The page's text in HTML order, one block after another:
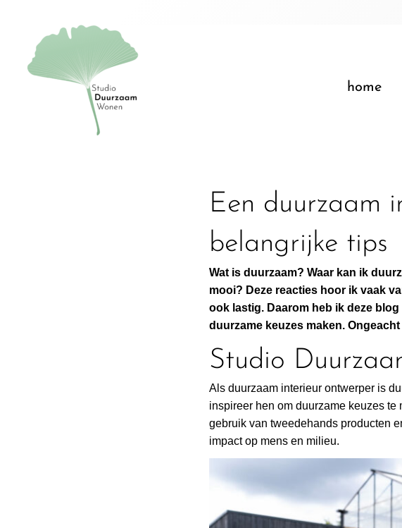
inhoud
home
Een duurzaam
belangrijke tips
Wat is duurzaam? Waar kan ik
mooi? Deze reacties hoor ik vaak
ook lastig. Daarom heb ik deze
duurzame keuzes maken.
Studio
Als duurzaam interieur ontwerper is
inspireer hen om duurzame keuzes
gebruik van tweedehands producten
impact op mens en milieu.